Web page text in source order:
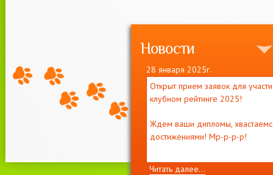
Новости
28 января 2025г.
Открыт прием заявок для
клубном рейтинге 2025!
Ждем ваши дипломы,
достижениями! Мр-р-р-р!
Читать далее...